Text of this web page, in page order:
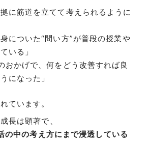
拠に筋道を立てて考えられるように
身についた“問い方”が普段の授業や
いる」
おかげで、何をどう改善すれば良
になった」
ています。
長は顕著で、
の中の考え方にまで浸透している